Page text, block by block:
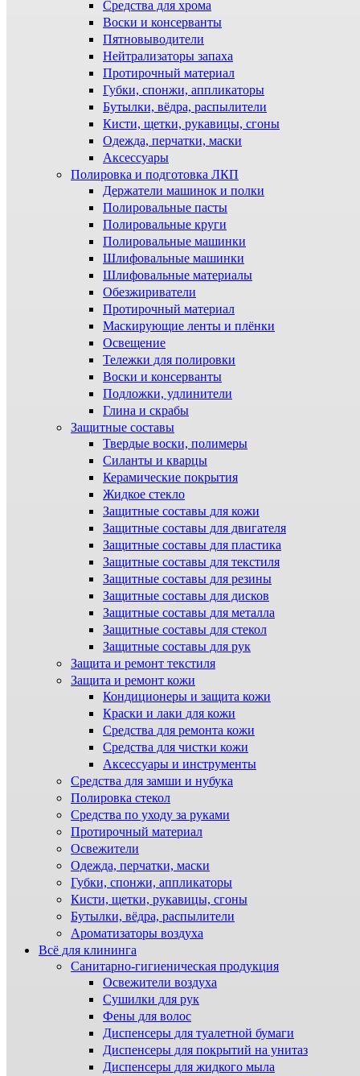
Средства для хрома
Воски и консерванты
Пятновыводители
Нейтрализаторы запаха
Протирочный материал
Губки, спонжи, аппликаторы
Бутылки, вёдра, распылители
Кисти, щетки, рукавицы, сгоны
Одежда, перчатки, маски
Аксессуары
Полировка и подготовка ЛКП
Держатели машинок и полки
Полировальные пасты
Полировальные круги
Полировальные машинки
Шлифовальные машинки
Шлифовальные материалы
Обезжириватели
Протирочный материал
Маскирующие ленты и плёнки
Освещение
Тележки для полировки
Воски и консерванты
Подложки, удлинители
Глина и скрабы
Защитные составы
Твердые воски, полимеры
Силанты и кварцы
Керамические покрытия
Жидкое стекло
Защитные составы для кожи
Защитные составы для двигателя
Защитные составы для пластика
Защитные составы для текстиля
Защитные составы для резины
Защитные составы для дисков
Защитные составы для металла
Защитные составы для стекол
Защитные составы для рук
Защита и ремонт текстиля
Защита и ремонт кожи
Кондиционеры и защита кожи
Краски и лаки для кожи
Средства для ремонта кожи
Средства для чистки кожи
Аксессуары и инструменты
Средства для замши и нубука
Полировка стекол
Средства по уходу за руками
Протирочный материал
Освежители
Одежда, перчатки, маски
Губки, спонжи, аппликаторы
Кисти, щетки, рукавицы, сгоны
Бутылки, вёдра, распылители
Ароматизаторы воздуха
Всё для клининга
Санитарно-гигиеническая продукция
Освежители воздуха
Сушилки для рук
Фены для волос
Диспенсеры для туалетной бумаги
Диспенсеры для покрытий на унитаз
Диспенсеры для жидкого мыла